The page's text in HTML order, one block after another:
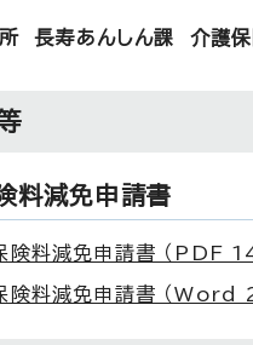
長寿あんしん課 介護
料減免申請書
険料減免申請書 （PDF
険料減免申請書 （Word